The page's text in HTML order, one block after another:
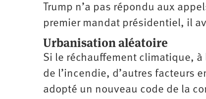
Trump n’a pas répondu aux
premier mandat présidentiel, il
Urbanisation aléatoire
Si le réchauffement climatique,
de l’incendie, d’autres facteurs
adopté un nouveau code de la